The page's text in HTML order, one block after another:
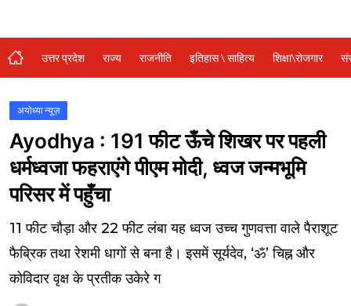
विशेष स्टोरी
अजब गजब
कृषि
नई दिल्ली
टेक्नोलॉजी / बिजनेस
वायरल न्यूज़
उत्तर प्रदेश राज्य राजनीति इतिहास \ साहित्य शिक्षा\रोजगार
अयोध्या न्यूज़
Ayodhya : 191 फीट ऊँचे शिखर पर पहली
धर्मध्वजा फहराएंगे पीएम मोदी, ध्वज जन्मभूमि
परिसर में पहुँचा
11 फीट चौड़ा और 22 फीट लंबा यह ध्वज उच्च गुणवत्ता वाले पैराशूट
फैब्रिक तथा रेशमी धागों से बना है। इसमें सूर्यदेव, ‘ॐ’ चिह्न और
कोविदार वृक्ष के प्रतीक उकेरे ग